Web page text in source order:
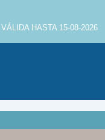
HASTA 15-08-2026